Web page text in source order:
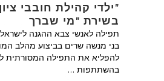
"ילדי קהילת חובבי ציון
בשירת "מי שברך
תפילה לאנשי צבא ההגנה לישראל
בני מנשה שרים בביצוע מהלב
להפליא את התפילה המסורתית
בהשתתפות …